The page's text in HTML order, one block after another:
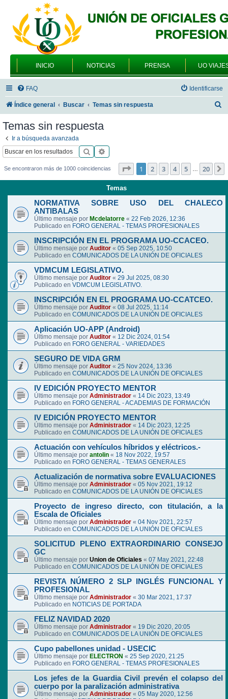
INICIO NOTICIAS PRENSA UO
FAQ Identificarse
Índice general Buscar Temas sin respuesta
Temas sin respuesta
Ir a búsqueda avanzada
Buscar
Se encontraron más de 1000 coincidencias Página de 20
1 2 3 4 5 … 20
Temas
NORMATIVA SOBRE USO DEL CHALECO
ANTIBALAS
Último mensaje por Mcdelatorre « 22 Feb 2026, 12:36
Publicado en FORO GENERAL - TEMAS PROFESIONALES
INSCRIPCIÓN EN EL PROGRAMA UO-CCACEO.
Último mensaje por Auditor « 05 Sep 2025, 10:50
Publicado en COMUNICADOS DE LA UNIÓN DE OFICIALES
VDMCUM LEGISLATIVO.
Último mensaje por Auditor « 29 Jul 2025, 08:30
Publicado en VDMCUM LEGISLATIVO.
INSCRIPCIÓN EN EL PROGRAMA UO-CCATCEO.
Último mensaje por Auditor « 08 Jul 2025, 11:14
Publicado en COMUNICADOS DE LA UNIÓN DE OFICIALES
Aplicación UO-APP (Android)
Último mensaje por Auditor « 12 Dic 2024, 01:54
Publicado en FORO GENERAL - VARIEDADES
SEGURO DE VIDA GRM
Último mensaje por Auditor « 25 Nov 2024, 13:36
Publicado en COMUNICADOS DE LA UNIÓN DE OFICIALES
IV EDICIÓN PROYECTO MENTOR
Último mensaje por Administrador « 14 Dic 2023, 13:49
Publicado en FORO GENERAL - ACADEMIAS DE FORMACIÓN
IV EDICIÓN PROYECTO MENTOR
Último mensaje por Administrador « 14 Dic 2023, 12:25
Publicado en COMUNICADOS DE LA UNIÓN DE OFICIALES
Actuación con vehículos híbridos y eléctricos.-
Último mensaje por antolin « 18 Nov 2022, 19:57
Publicado en FORO GENERAL - TEMAS GENERALES
Actualización de normativa sobre EVALUACIONES
Último mensaje por Administrador « 05 Nov 2021, 19:12
Publicado en COMUNICADOS DE LA UNIÓN DE OFICIALES
Proyecto de ingreso directo, con titulación, a la
Escala de Oficiales
Último mensaje por Administrador « 04 Nov 2021, 22:57
Publicado en COMUNICADOS DE LA UNIÓN DE OFICIALES
SOLICITUD PLENO EXTRAORDINARIO CONSEJO
GC
Último mensaje por Union de Oficiales « 07 May 2021, 22:48
Publicado en COMUNICADOS DE LA UNIÓN DE OFICIALES
REVISTA NÚMERO 2 SLP INGLÉS FUNCIONAL Y
PROFESIONAL
Último mensaje por Administrador « 30 Mar 2021, 17:37
Publicado en NOTICIAS DE PORTADA
FELIZ NAVIDAD 2020
Último mensaje por Administrador « 19 Dic 2020, 20:05
Publicado en COMUNICADOS DE LA UNIÓN DE OFICIALES
Cupo pabellones unidad - USECIC
Último mensaje por ELECTRON « 25 Sep 2020, 21:25
Publicado en FORO GENERAL - TEMAS PROFESIONALES
Los jefes de la Guardia Civil prevén el colapso del
cuerpo por la paralización administrativa
Último mensaje por Administrador « 05 May 2020, 12:56